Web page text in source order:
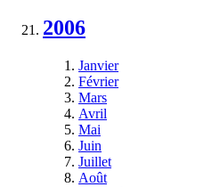
2006
Janvier
Février
Mars
Avril
Mai
Juin
Juillet
Août